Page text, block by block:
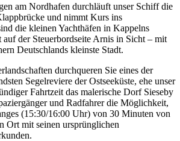
am Nordhafen durchläuft unser Schiff die
und nimmt Kurs ins
die kleinen Yachthäfen in Kappelns
auf der Steuerbordseite Arnis in Sicht – mit
Deutschlands kleinste Stadt.
durchqueren Sie eines der
Segelreviere der Ostseeküste, ehe unser
Fahrtzeit das malerische Dorf Sieseby
und Radfahrer die Möglichkeit,
(15:30/16:00 Uhr) von 30 Minuten von
Ort mit seinen ursprünglichen